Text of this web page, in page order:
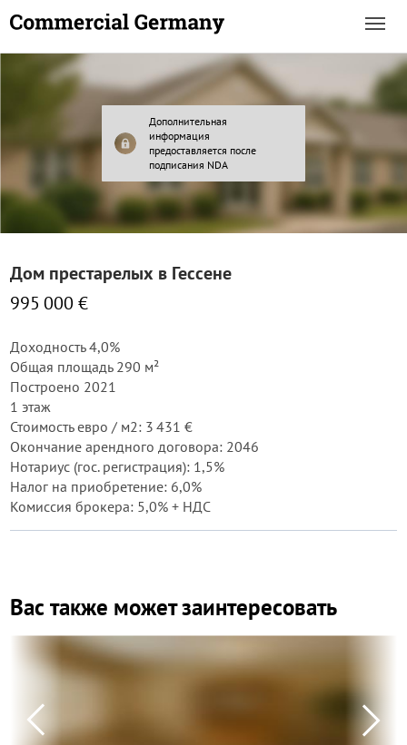
Дополнительная
информация
предоставляется после
подписания NDA
Дом престарелых в Гессене
995 000 €
Доходность 4,0%
Общая площадь 290 м²
Построено 2021
1 этаж
Стоимость евро / м2: 3 431 €
Окончание арендного договора: 2046
Нотариус (гос. регистрация): 1,5%
Налог на приобретение: 6,0%
Комиссия брокера: 5,0% + НДС
Вас также может заинтересовать